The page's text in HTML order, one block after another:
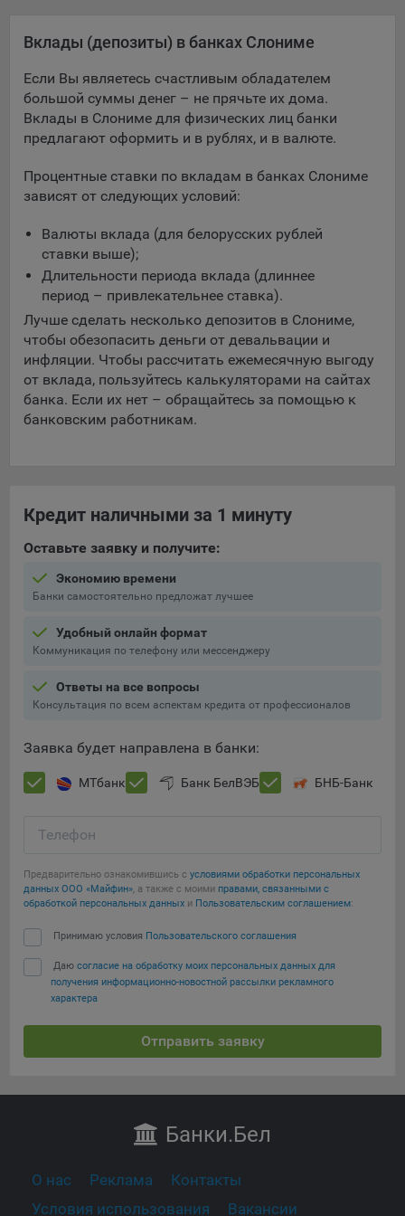
сервис показа контекстной рекламы. Адрес: Yandex
Europe AG, Werftestrasse 4, CH-6005 Luzern, Switzerland.
Google Ads - сервис показа контекстной рекламы,
предоставляемый компанией Google Ireland Ltd, Gordon
House Barrow Street Dublin 4, D04E5W5 Ireland.
Сохранить мои изменения
Вклады (депозиты) в банках Слониме
Если Вы являетесь счастливым обладателем
большой суммы денег – не прячьте их дома.
Вклады в Слониме для физических лиц банки
предлагают оформить и в рублях, и в валюте.
Процентные ставки по вкладам в банках Слониме
зависят от следующих условий:
Валюты вклада (для белорусских рублей
ставки выше);
Длительности периода вклада (длиннее
период – привлекательнее ставка).
Лучше сделать несколько депозитов в Слониме,
чтобы обезопасить деньги от девальвации и
инфляции. Чтобы рассчитать ежемесячную выгоду
от вклада, пользуйтесь калькуляторами на сайтах
банка. Если их нет – обращайтесь за помощью к
банковским работникам.
Кредит наличными за 1 минуту
Оставьте заявку и получите:
Экономию времени
Банки самостоятельно предложат лучшее
Удобный онлайн формат
Коммуникация по телефону или мессенджеру
Ответы на все вопросы
Консультация по всем аспектам кредита от профессионалов
Заявка будет направлена в банки:
МТбанк Банк БелВЭБ БНБ-Банк
Телефон
Предварительно ознакомившись с условиями обработки персональных
данных ООО «Майфин», а также с моими правами, связанными с
обработкой персональных данных и Пользовательским соглашением:
Принимаю условия Пользовательского соглашения
Даю согласие на обработку моих персональных данных для
получения информационно-новостной рассылки рекламного
характера
Отправить заявку
Банки.Бел
О нас Реклама
Контакты
Условия использования
Вакансии